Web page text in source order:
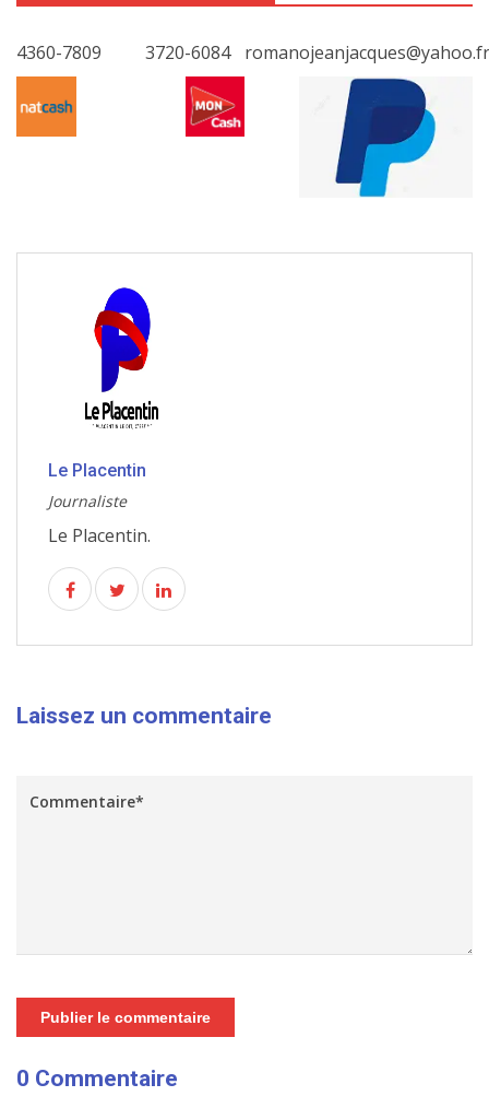
4360-7809 3720-6084 romanojeanjacques@yahoo.fr
Le Placentin
Journaliste
Le Placentin.
Laissez un commentaire
Publier le commentaire
0 Commentaire